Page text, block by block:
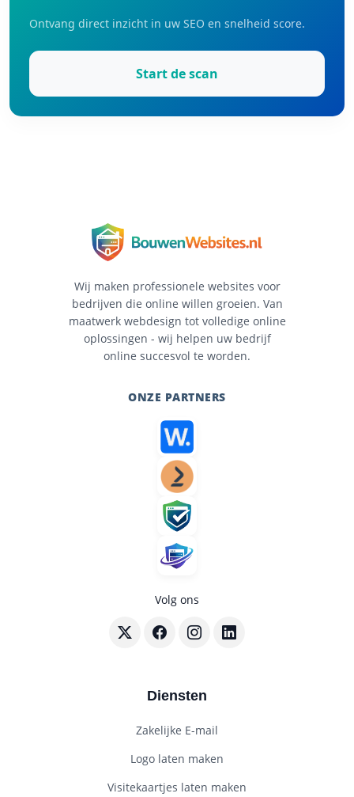
Ontvang direct inzicht in uw SEO en snelheid score.
Start de scan
Wij maken professionele websites voor
bedrijven die online willen groeien. Van
maatwerk webdesign tot volledige online
oplossingen - wij helpen uw bedrijf
online succesvol te worden.
ONZE PARTNERS
Volg ons
Volg BouwenWebsites.nl op X
Volg BouwenWebsites.nl op
Volg BouwenWebsites.nl op
Volg
Diensten
Zakelijke E-mail
Logo laten maken
Visitekaartjes laten maken